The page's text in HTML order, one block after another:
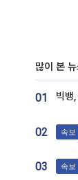
많이 본
01
02 속보
03 속보